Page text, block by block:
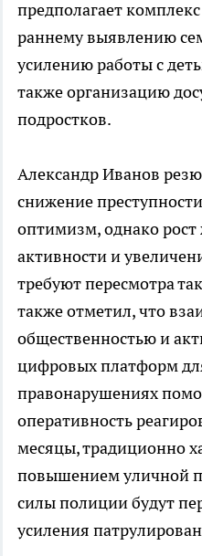
предполагает
раннему выявлению
усилению работы с
также организацию
подростков.
Александр Иванов
снижение
оптимизм, однако
активности и
требуют пересмотра
также отметил, что
общественностью и
цифровых платформ
правонарушениях
оперативность
месяцы, традиционно
повышением уличной
силы полиции будут
усиления